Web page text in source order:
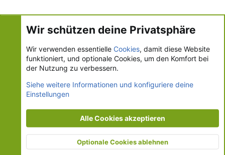
Wir schützen deine Privatsphäre
Wir verwenden essentielle Cookies, damit diese Website
funktioniert, und optionale Cookies, um den Komfort bei
der Nutzung zu verbessern.
Siehe weitere Informationen und konfiguriere deine
Einstellungen
Alle Cookies akzeptieren
Optionale Cookies ablehnen